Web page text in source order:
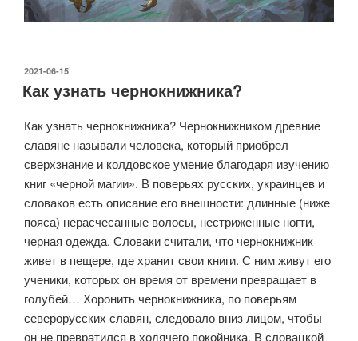
ОПУБЛИКОВАНО
2021-06-15
Как узнать чернокнижника?
Как узнать чернокнижника? Чернокнижником древние
славяне называли человека, который приобрел
сверхзнание и колдовское умение благодаря изучению
книг «черной магии». В поверьях русских, украинцев и
словаков есть описание его внешности: длинные (ниже
пояса) нерасчесанные волосы, нестриженные ногти,
черная одежда. Словаки считали, что чернокнижник
живет в пещере, где хранит свои книги. С ним живут его
ученики, которых он время от времени превращает в
голубей… Хоронить чернокнижника, по поверьям
северорусских славян, следовало вниз лицом, чтобы
он не превратился в ходячего покойника. В словацкой